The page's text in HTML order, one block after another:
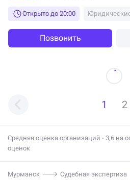
Открыто до 20:00
Позвонить
1 2
Средняя оценка организаций - 3,6 на
оценок
Мурманск Судебная экспертиза